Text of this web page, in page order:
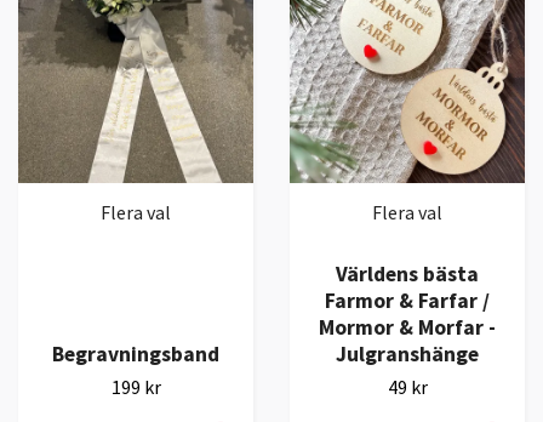
Flera val
Begravningsband
199 kr
Flera val
Världens bästa
Farmor & Farfar /
Mormor & Morfar -
Julgranshänge
49 kr